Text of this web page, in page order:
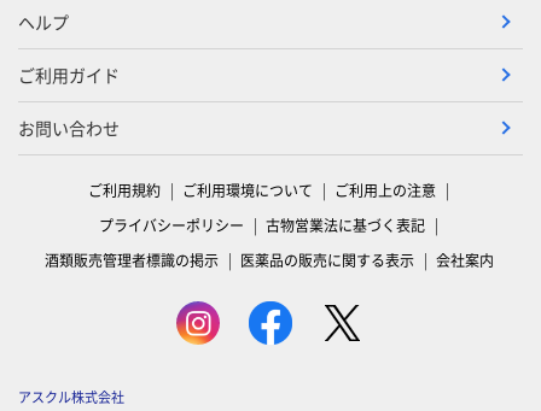
ヘルプ
ご利用ガイド
お問い合わせ
ご利用規約 ご利用環境について
ご利用上の注意
プライバシーポリシー
古物営業法に基づく表記
酒類販売管理者標識の掲示
医薬品の販売に関する表示 会社案内
アスクル株式会社